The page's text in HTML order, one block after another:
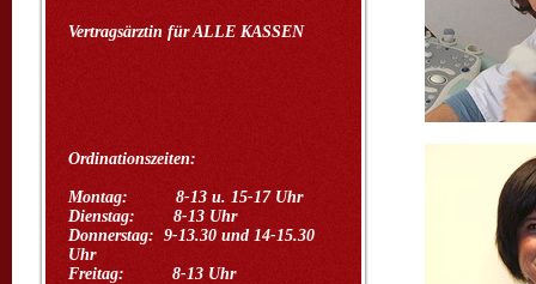
Vertragsärztin für ALLE KASSEN
Ordinationszeiten:
Montag: 8-13 u. 15-17 Uhr
Dienstag: 8-13 Uhr
Donnerstag: 9-13.30 und 14-15.30
Uhr
Freitag: 8-13 Uhr